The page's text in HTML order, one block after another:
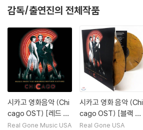
감독/출연진의 전체작품
시카고 영화음악 (Chi
cago OST) [레드 &
옐로우 컬러 2LP]
Real Gone Music USA
시카고 영화 음악 (Chi
cago OST) [블랙 &
골드 컬러 2LP]
Real Gone USA